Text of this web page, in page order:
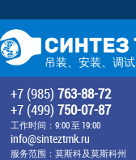
吊装、安装、调试
+7 (985) 763-88-72
+7 (499) 750-07-87
工作时间：9:00 至 19:00
info@sinteztmk.ru
服务范围：莫斯科及莫斯科州